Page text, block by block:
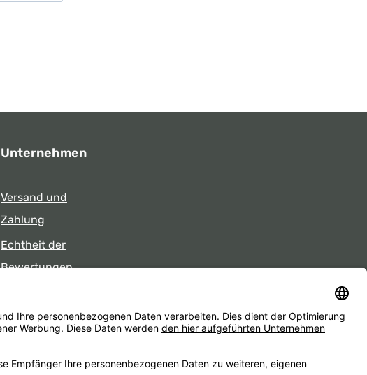
Unternehmen
Versand und
Zahlung
Echtheit der
Bewertungen
Laden